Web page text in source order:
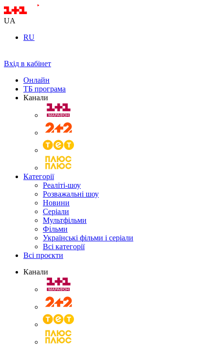
UA
RU
Вхід в кабінет
Онлайн
ТБ програма
Канали
Категорії
Реаліті-шоу
Розважальні шоу
Новини
Серіали
Мультфільми
Фільми
Українські фільми і серіали
Всі категорії
Всі проєкти
Канали